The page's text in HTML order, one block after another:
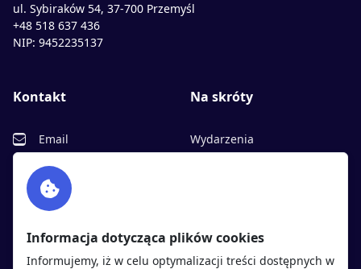
ul. Sybiraków 54, 37-700 Przemyśl
+48 518 637 436
NIP: 9452235137
Kontakt
Email
Facebook
Twitter
Na skróty
Wydarzenia
Polityka cookies
Polityka prywatności
Informacja dotycząca plików cookies
Informujemy, iż w celu optymalizacji treści dostępnych w